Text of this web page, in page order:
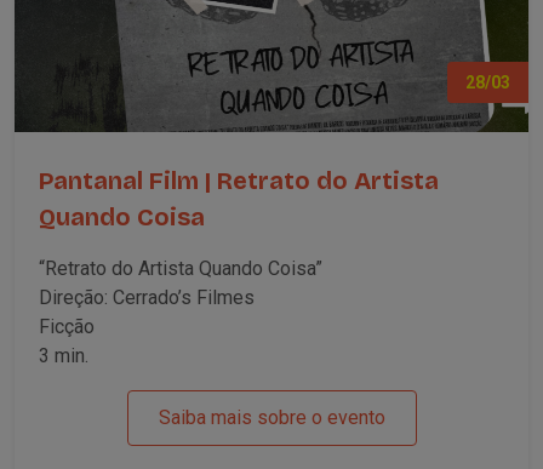
28/03
Pantanal Film | Retrato do Artista
Quando Coisa
“Retrato do Artista Quando Coisa”
Direção: Cerrado’s Filmes
Ficção
3 min.
Saiba mais sobre o evento